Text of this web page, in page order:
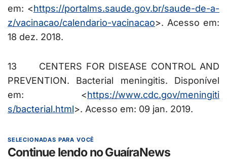
em: <https://portalms.saude.gov.br/saude-de-a-
z/vacinacao/calendario-vacinacao>. Acesso em:
18 dez. 2018.
13
CENTERS FOR DISEASE CONTROL AND
PREVENTION. Bacterial meningitis. Disponível
em: <https://www.cdc.gov/meningiti
s/bacterial.html>. Acesso em: 09 jan. 2019.
SELECIONADAS PARA VOCÊ
Continue lendo no GuaíraNews